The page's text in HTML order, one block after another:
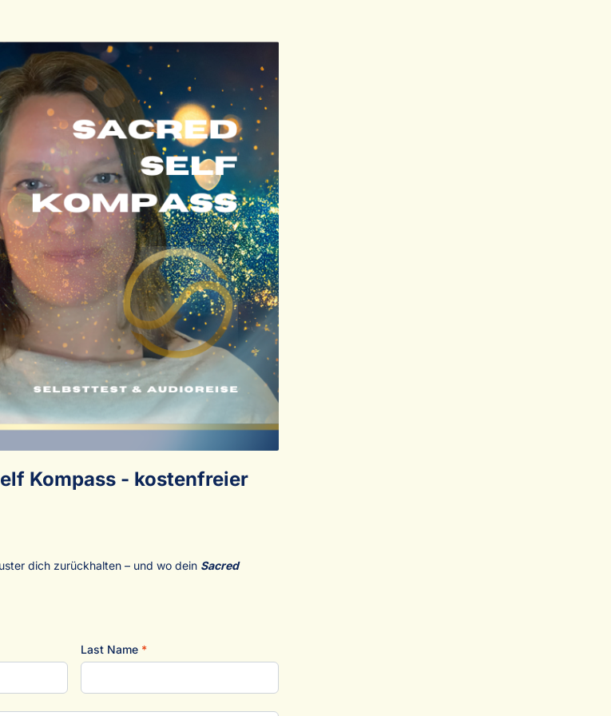
Kompass - kostenfreier
dich zurückhalten – und wo dein Sacred
Last Name *